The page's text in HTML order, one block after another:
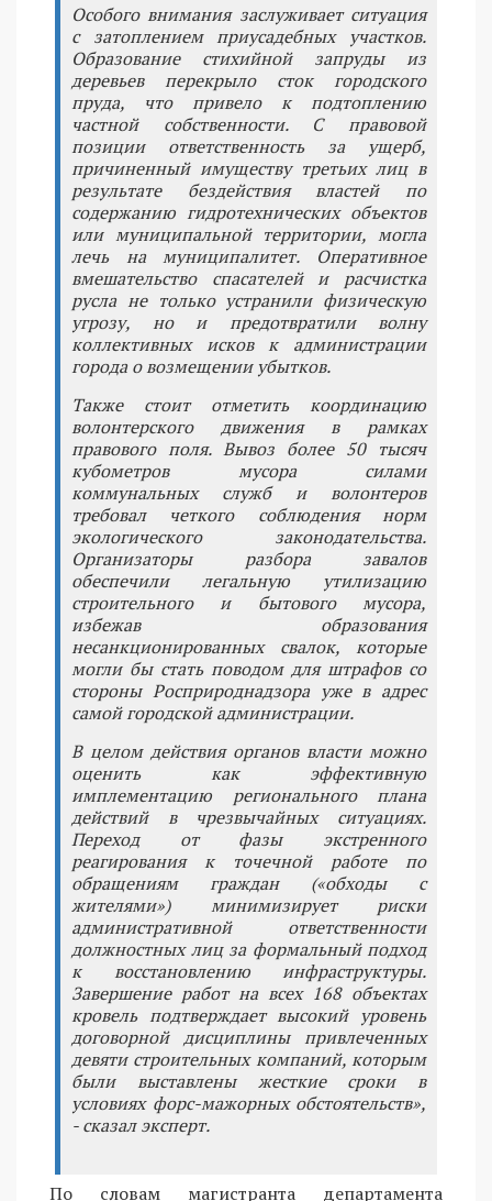
Особого внимания заслуживает ситуация
с затоплением приусадебных участков.
Образование стихийной запруды из
деревьев перекрыло сток городского
пруда, что привело к подтоплению
частной собственности. С правовой
позиции ответственность за ущерб,
причиненный имуществу третьих лиц в
результате бездействия властей по
содержанию гидротехнических объектов
или муниципальной территории, могла
лечь на муниципалитет. Оперативное
вмешательство спасателей и расчистка
русла не только устранили физическую
угрозу, но и предотвратили волну
коллективных исков к администрации
города о возмещении убытков.
Также стоит отметить координацию
волонтерского движения в рамках
правового поля. Вывоз более 50 тысяч
кубометров мусора силами
коммунальных служб и волонтеров
требовал четкого соблюдения норм
экологического законодательства.
Организаторы разбора завалов
обеспечили легальную утилизацию
строительного и бытового мусора,
избежав образования
несанкционированных свалок, которые
могли бы стать поводом для штрафов со
стороны Росприроднадзора уже в адрес
самой городской администрации.
В целом действия органов власти можно
оценить как эффективную
имплементацию регионального плана
действий в чрезвычайных ситуациях.
Переход от фазы экстренного
реагирования к точечной работе по
обращениям граждан («обходы с
жителями») минимизирует риски
административной ответственности
должностных лиц за формальный подход
к восстановлению инфраструктуры.
Завершение работ на всех 168 объектах
кровель подтверждает высокий уровень
договорной дисциплины привлеченных
девяти строительных компаний, которым
были выставлены жесткие сроки в
условиях форс-мажорных обстоятельств»,
- сказал эксперт.
По словам магистранта департамента